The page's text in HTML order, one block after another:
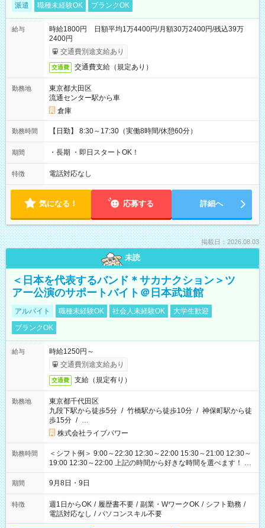
派遣 職種未経験OK ブランクOK
給与
時給1800円 日額平均1万4400円/月額30万2400円/残込39万
2400円
交通費別途支給あり
交通費 交通費支給（規定あり）
勤務地
東京都大田区
流通センター駅から車
倉庫
勤務時間 【日勤】 8:30～17:30（実働8時間/休憩60分）
期間 ・長期 ・即日スタートOK！
特徴 電話対応なし
気になる！ 応募する 詳細へ
掲載日：2026.08.03
未読
＜日本を代表するバンド＊サカナクション＞ツ
アー公演のサポートバイト＠日本武道館
アルバイト 職種未経験OK 社会人未経験OK
大学生歓迎
ブランクOK
給与
時給1250円～
交通費別途支給あり
交通費 支給（規定有り）
勤務地
東京都千代田区
九段下駅から徒歩5分 / 竹橋駅から徒歩10分 / 神保町駅から徒
歩15分 / …
株式会社ライブパワー
勤務時間
＜シフト例＞ 9:00～22:30 12:30～22:00 15:30～21:00 12:30～
19:00 12:30～22:00 上記の時間から好きな時間を選べます！ ※
時間は変更となる可能性があります
期間 9月8日・9日
特徴 週1日からOK / 履歴書不要 / 副業・WワークOK / シフト勤務 /
電話対応なし / パソコンスキル不要